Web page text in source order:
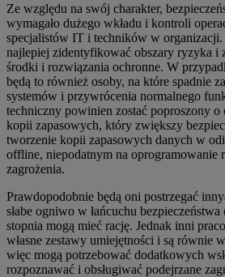
Ze względu na swój charakter,
wymagało dużego wkładu i kontroli
specjalistów IT i techników w organizacji.
najlepiej zidentyfikować obszary ryzyka i
środki i rozwiązania ochronne. W
będą to również osoby, na które spadnie
systemów i przywrócenia normalnego
techniczny powinien zostać poproszony o
kopii zapasowych, który zwiększy
tworzenie kopii zapasowych danych w
offline, niepodatnym na oprogramowanie
zagrożenia.
Prawdopodobnie będą oni postrzegać
słabe ogniwo w łańcuchu
stopnia mogą mieć rację. Jednak inni
własne zestawy umiejętności i są równie
więc mogą potrzebować dodatkowych
rozpoznawać i obsługiwać podejrzane